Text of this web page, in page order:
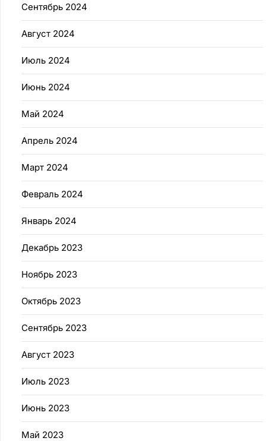
Сентябрь 2024
Август 2024
Июль 2024
Июнь 2024
Май 2024
Апрель 2024
Март 2024
Февраль 2024
Январь 2024
Декабрь 2023
Ноябрь 2023
Октябрь 2023
Сентябрь 2023
Август 2023
Июль 2023
Июнь 2023
Май 2023